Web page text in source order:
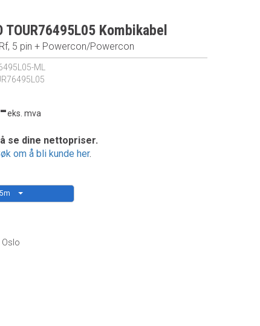
TOUR76495L05 Kombikabel
5 pin + Powercon/Powercon
ML
eks. mva
se dine nettopriser.
om å bli kunde her.
5m
Oslo